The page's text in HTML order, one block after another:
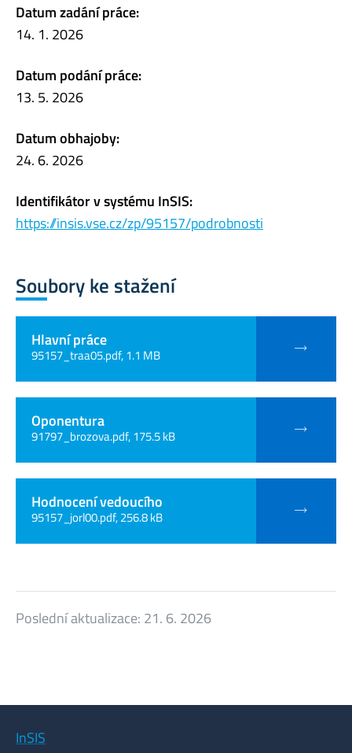
Datum zadání práce:
14. 1. 2026
Datum podání práce:
13. 5. 2026
Datum obhajoby:
24. 6. 2026
Identifikátor v systému InSIS:
https://insis.vse.cz/zp/95157/podrobnosti
Soubory ke stažení
Hlavní práce
95157_traa05.pdf, 1.1 MB
Oponentura
91797_brozova.pdf, 175.5 kB
Hodnocení vedoucího
95157_jorl00.pdf, 256.8 kB
Poslední aktualizace: 21. 6. 2026
InSIS